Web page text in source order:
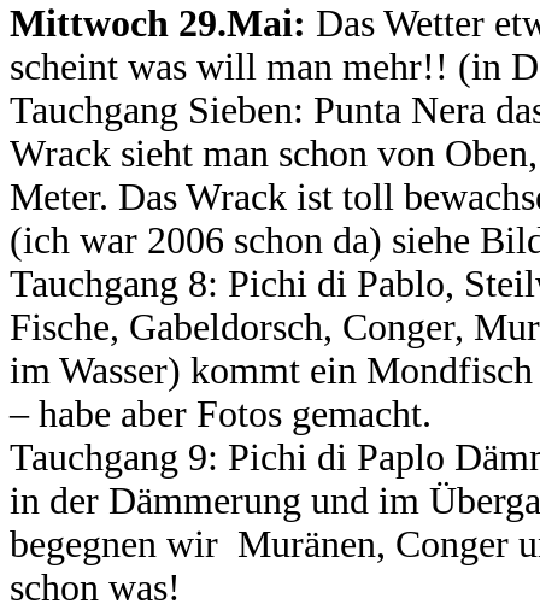
Mittwoch 29.Mai: Das Wetter
scheint was will man mehr!! (in
Tauchgang Sieben: Punta Nera
Wrack sieht man schon von
Meter. Das Wrack ist toll
(ich war 2006 schon da) siehe
Tauchgang 8: Pichi di Pablo,
Fische, Gabeldorsch, Conger,
im Wasser) kommt ein
– habe aber Fotos gemacht.
Tauchgang 9: Pichi di Paplo
in der Dämmerung und im
begegnen wir Muränen, Conger
schon was!